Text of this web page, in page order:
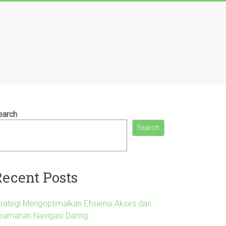
Search
Posts
Mengoptimalkan Efisiensi Akses dan
Navigasi Daring